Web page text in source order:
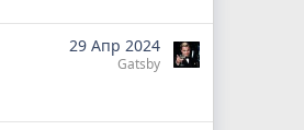
29 Апр 2024
Gatsby